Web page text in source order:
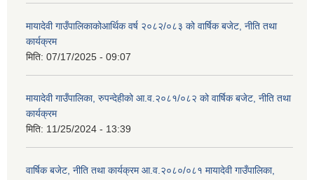
मायादेवी गाउँपालिकाकोआर्थिक वर्ष २०८२/०८३ को वार्षिक बजेट, नीति तथा
कार्यक्रम
मिति: 07/17/2025 - 09:07
मायादेवी गाउँपालिका, रुपन्देहीको आ.व.२०८१/०८२ को वार्षिक बजेट, नीति तथा
कार्यक्रम
मिति: 11/25/2024 - 13:39
वार्षिक बजेट, नीति तथा कार्यक्रम आ.व.२०८०/०८१ मायादेवी गाउँपालिका,